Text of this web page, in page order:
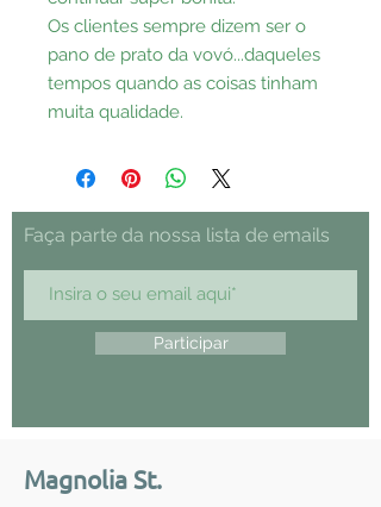
Os clientes sempre dizem ser o
pano de prato da vovó...daqueles
tempos quando as coisas tinham
muita qualidade.
Faça parte da nossa lista de emails
Participar
Magnolia St.